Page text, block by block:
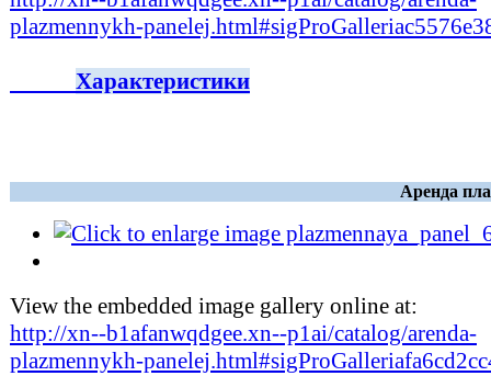
plazmennykh-
Характеристики
Аренда
View the embedded image gallery online at:
http://xn--b1afanwqdgee.xn--p1ai/catalog/arenda-
plazmennykh-